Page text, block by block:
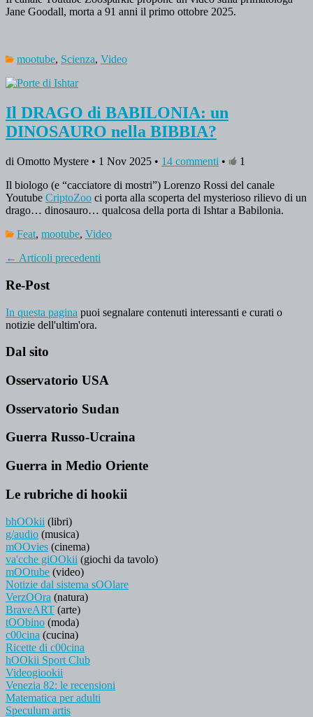
Jane Goodall, morta a 91 anni il primo ottobre 2025.
mootube, Scienza, Video
Il DRAGO di BABILONIA: un
DINOSAURO nella BIBBIA?
di Omotto Mystere • 1 Nov 2025 • 14 commenti •
1
Il biologo (e “cacciatore di mostri”) Lorenzo Rossi del canale
Youtube CriptoZoo ci porta alla scoperta del mysterioso rilievo di un
drago… dinosauro… qualcosa della porta di Ishtar a Babilonia.
Feat, mootube, Video
← Articoli precedenti
Re-Post
In questa pagina puoi segnalare contenuti interessanti e curati o
notizie dell'ultim'ora.
Dal sito
Osservatorio USA
Osservatorio Sudan
Guerra Russo-Ucraina
Guerra in Medio Oriente
Le rubriche di hookii
bhOOkii (libri)
g/audio (musica)
mOOvies (cinema)
va'cche giOOkii (giochi da tavolo)
mOOtube (video)
Notizie dal sistema sOOlare
VerzOOra (natura)
BraveART (arte)
tOObino (moda)
c00cina (cucina)
Ricette di c00cina
hOOkii Sport Club
Videogiookii
Venezia 82: le recensioni
Matematica per adulti
Speculum artis